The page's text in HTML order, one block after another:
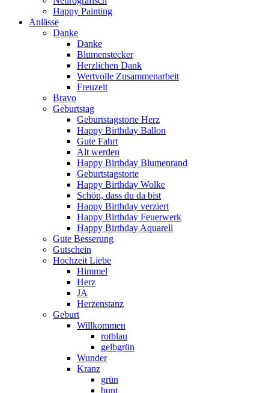
Happy Painting
Anlässe
Danke
Danke
Blumenstecker
Herzlichen Dank
Wertvolle Zusammenarbeit
Freuzeit
Bravo
Geburtstag
Geburtstagstorte Herz
Happy Birthday Ballon
Gute Fahrt
Alt werden
Happy Birthday Blumenrand
Geburtstagstorte
Happy Birthday Wolke
Schön, dass du da bist
Happy Birthday verziert
Happy Birthday Feuerwerk
Happy Birthday Aquarell
Gute Besserung
Gutschein
Hochzeit Liebe
Himmel
Herz
JA
Herzenstanz
Geburt
Willkommen
rotblau
gelbgrün
Wunder
Kranz
grün
bunt